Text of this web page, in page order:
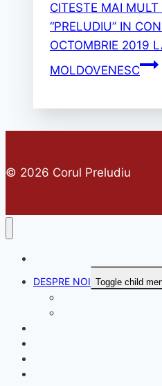
CITESTE MAI MULT
“PRELUDIU” IN
OCTOMBRIE 2019
MOLDOVENESC
© 2026 Corul Preludiu
DESPRE NOI Toggle child